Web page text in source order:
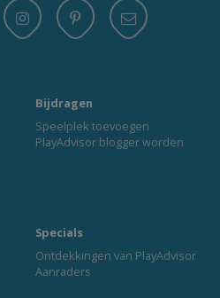
Bijdragen
Speelplek toevoegen
PlayAdvisor blogger worden
Specials
Ontdekkingen van PlayAdvisor
Aanraders